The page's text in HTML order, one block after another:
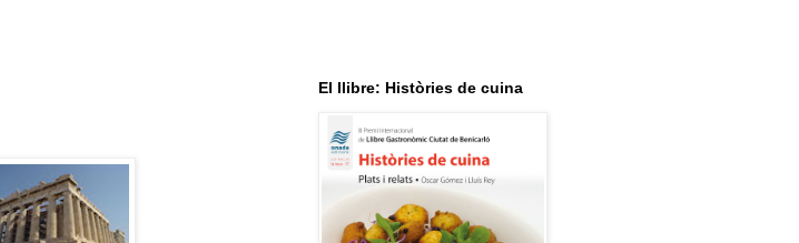
El llibre: Històries de cuina